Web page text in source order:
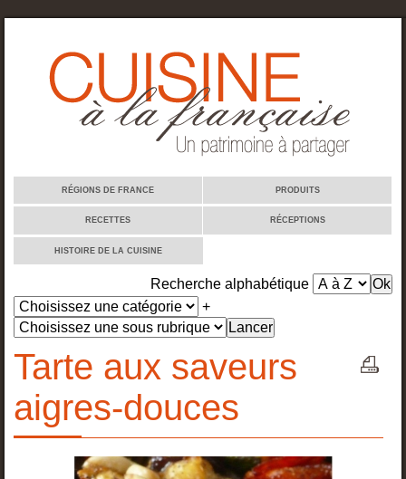
RÉGIONS DE FRANCE PRODUITS
RECETTES RÉCEPTIONS
HISTOIRE DE LA CUISINE
Recherche alphabétique
+
Tarte aux saveurs
aigres-douces